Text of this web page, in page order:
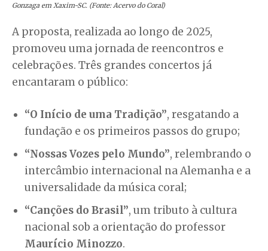
Gonzaga em Xaxim-SC. (Fonte: Acervo do Coral)
A proposta, realizada ao longo de 2025,
promoveu uma jornada de reencontros e
celebrações. Três grandes concertos já
encantaram o público:
“O Início de uma Tradição”, resgatando a
fundação e os primeiros passos do grupo;
“Nossas Vozes pelo Mundo”, relembrando o
intercâmbio internacional na Alemanha e a
universalidade da música coral;
“Canções do Brasil”, um tributo à cultura
nacional sob a orientação do professor
Maurício Minozzo.